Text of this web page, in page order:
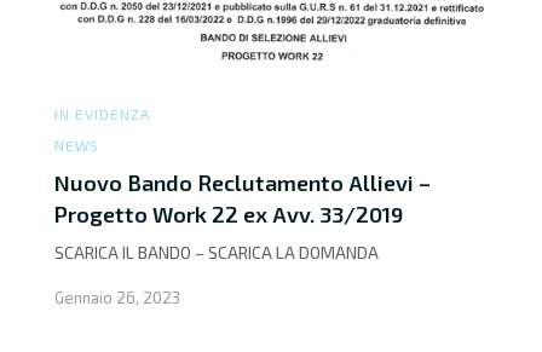
IN EVIDENZA
NEWS
Nuovo Bando Reclutamento Allievi –
Progetto Work 22 ex Avv. 33/2019
SCARICA IL BANDO – SCARICA LA DOMANDA
Gennaio 26, 2023